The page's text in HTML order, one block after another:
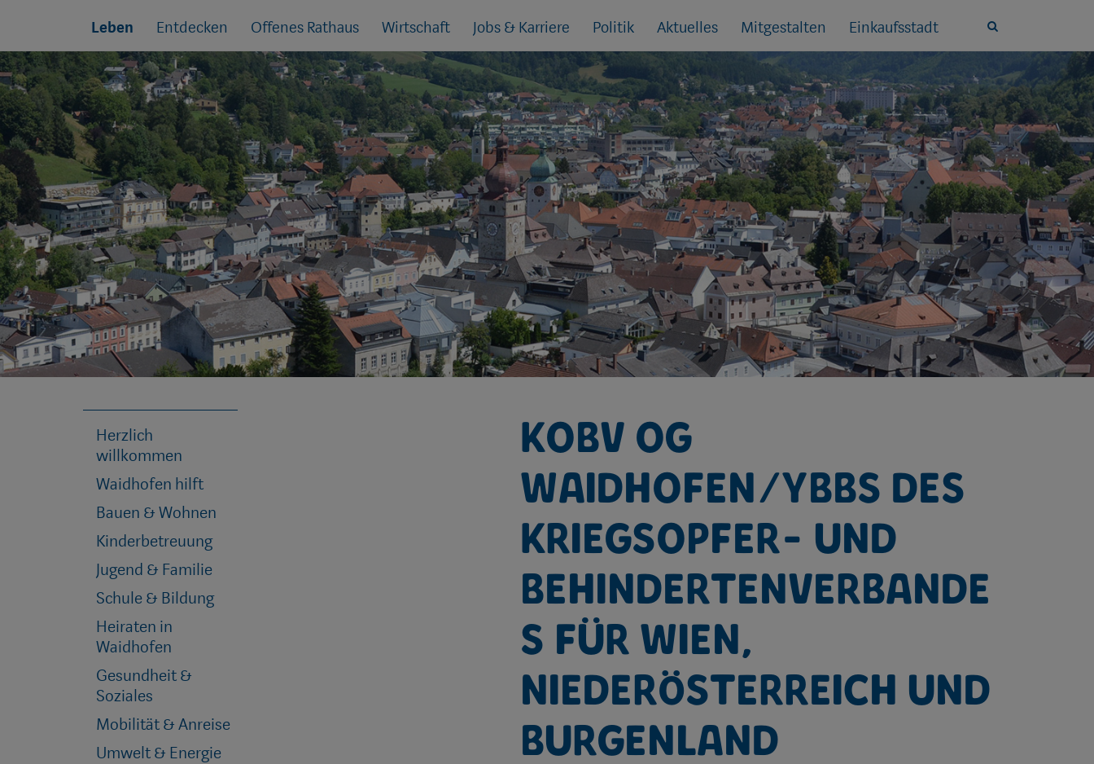
Sprungmarken
zu:
Leben Entdecken Offenes Rathaus Wirtschaft Jobs & Karriere Politik Aktuelles Mitgestalten Einkaufsstadt
Site
KOBV OG
Waidhofen/Ybbs des
Kriegsopfer- und
Behindertenverbande
s für Wien,
Niederösterreich und
Burgenland
Herzlich
willkommen
Waidhofen hilft
Bauen & Wohnen
Kinderbetreuung
Jugend & Familie
Schule & Bildung
Heiraten in
Waidhofen
Gesundheit &
Soziales
Mobilität & Anreise
Umwelt & Energie